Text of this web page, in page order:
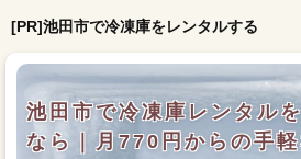
[PR]池田市で冷凍庫をレンタルする
池田市で冷凍庫レンタル
なら｜月770円からの手